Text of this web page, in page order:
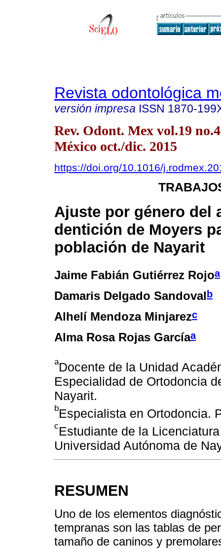
Revista odontológica
versión impresa ISSN 1870-
Rev. Odont. Mex vol.19
México oct./dic. 2015
https://doi.org/10.1016/
Ajuste por género del
dentición de Moyers
población de Nayarit
Jaime Fabián Gutiérrez Rojoa
Damaris Delgado Sandoval b
Alhelí Mendoza Minjarezc
Alma Rosa Rojas Garcíaa
aDocente de la Unidad
Especialidad de Ortodoncia
Nayarit.
bEspecialista en Ortodoncia.
cEstudiante de la
Universidad Autónoma de
RESUMEN
Uno de los elementos
tempranas son las tablas de
tamaño de caninos y